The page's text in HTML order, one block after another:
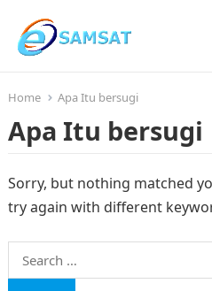
Home Apa Itu bersugi
Apa Itu bersugi
Sorry, but nothing matched
try again with different
Search
for: